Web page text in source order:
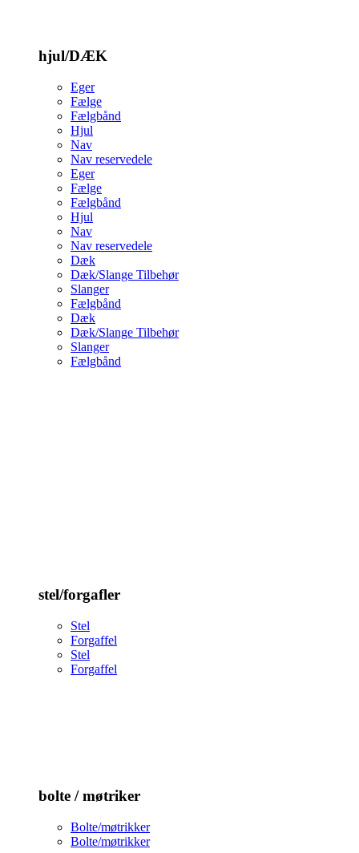
hjul/DÆK
Eger
Fælge
Fælgbånd
Hjul
Nav
Nav reservedele
Eger
Fælge
Fælgbånd
Hjul
Nav
Nav reservedele
Dæk
Dæk/Slange Tilbehør
Slanger
Fælgbånd
Dæk
Dæk/Slange Tilbehør
Slanger
Fælgbånd
stel/forgafler
Stel
Forgaffel
Stel
Forgaffel
bolte / møtriker
Bolte/møtrikker
Bolte/møtrikker